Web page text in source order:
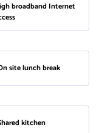
broadband Internet
site lunch break
kitchen